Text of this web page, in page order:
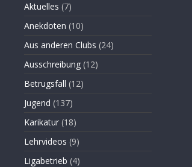
Aktuelles (7)
Anekdoten (10)
Aus anderen Clubs (24)
Ausschreibung(12)
Betrugsfall (12)
Jugend (137)
Karikatur(18)
Lehrvideos (9)
Ligabetrieb (4)